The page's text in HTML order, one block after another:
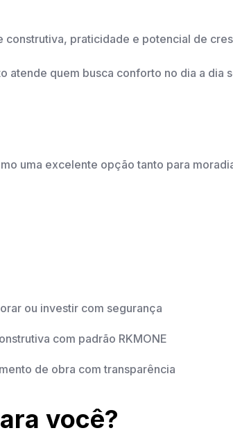
praticidade e potencial de
quem busca conforto no dia a dia
uma excelente opção tanto para
ou investir com segurança
com padrão RKMONE
de obra com transparência
você?